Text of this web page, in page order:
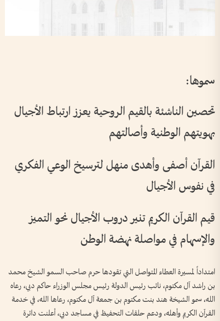
سموها:
تحصين الناشئة بالقيم الروحية يعزز ارتباط الأجيال
بهويتهم الوطنية وأصالتهم
القرآن أصفى وأهدى منهل لترسيخ الوعي الفكري
في نفوس الأجيال
قيم القرآن الكريم تنير دروب الأجيال نحو التميز
والإسهام في مواصلة نهضة الوطن
امتداداً لمسيرة العطاء المتواصل التي تقودها حرم صاحب السمو الشيخ محمد
بن راشد آل مكتوم، نائب رئيس الدولة رئيس مجلس الوزراء حاكم دبي، رعاه
الله، سمو الشيخة هند بنت مكتوم بن جمعة آل مكتوم، رعاها الله، في خدمة
القرآن الكريم وأهله، ودعم حلقات التحفيظ في مساجد دبي، أعلنت دائرة